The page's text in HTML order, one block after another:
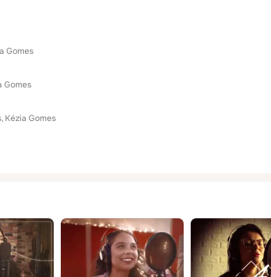
Gomes
Gomes
Kézia Gomes